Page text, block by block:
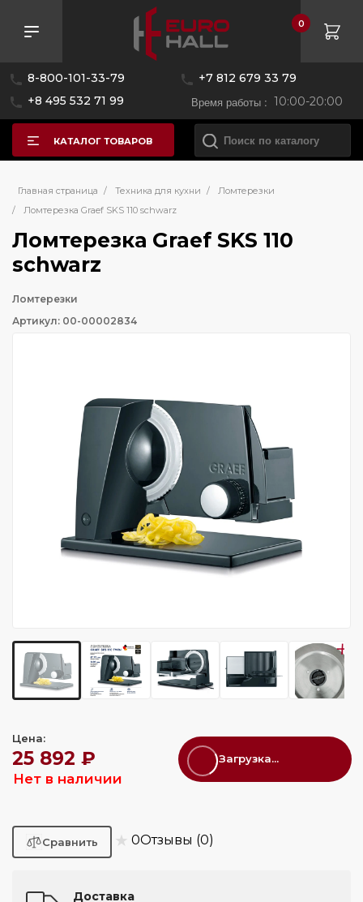
8-800-101-33-79
+7 812 679 33 79
+8 495 532 71 99
Время работы : 10:00-20:00
0
КАТАЛОГ ТОВАРОВ
Главная страница / Техника для кухни /
Ломтерезки
/
Ломтерезка Graef SKS 110 schwarz
Ломтерезка Graef SKS 110
schwarz
Ломтерезки
Артикул: 00-00002834
Цена:
25 892 ₽
Нет в наличии
Загрузка...
★ 0Отзывы (0)
Доставка